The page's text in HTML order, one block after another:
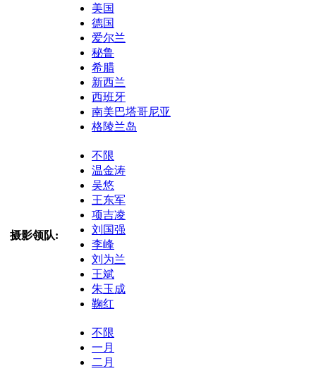
美国
德国
爱尔兰
秘鲁
希腊
新西兰
西班牙
南美巴塔哥尼亚
格陵兰岛
摄影领队:
不限
温金涛
吴悠
王东军
项吉凌
刘国强
李峰
刘为兰
王斌
朱玉成
鞠红
不限
一月
二月